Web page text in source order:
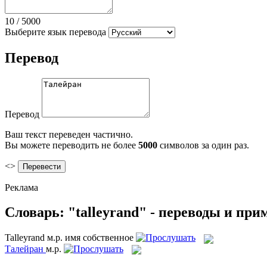
10 / 5000
Выберите язык перевода
Перевод
Перевод
Ваш текст переведен частично.
Вы можете переводить не более 5000 символов за один раз.
<>
Реклама
Словарь: "talleyrand" - переводы и
Talleyrand м.р. имя собственное
Талейран м.р.